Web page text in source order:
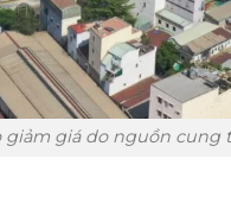
giảm giá do nguồn cung